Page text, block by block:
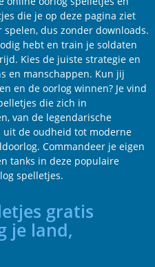
die je op deze pagina ziet
dus zonder downloads.
hebt en train je soldaten
Kies de juiste strategie en
en manschappen. Kun jij
en de oorlog winnen? Je vind
die zich in
van de legendarische
uit de oudheid tot moderne
Commandeer je eigen
tanks in deze populaire
spelletjes.
gratis
je land,